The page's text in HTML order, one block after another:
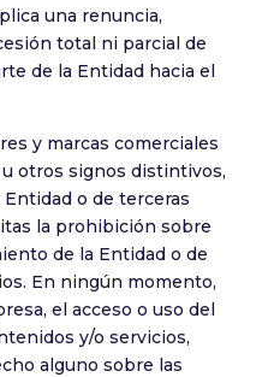
una renuncia,
total ni parcial de
de la Entidad hacia el
y marcas comerciales
otros signos distintivos,
o de terceras
la prohibición sobre
de la Entidad o de
En ningún momento,
el acceso o uso del
y/o servicios,
alguno sobre las